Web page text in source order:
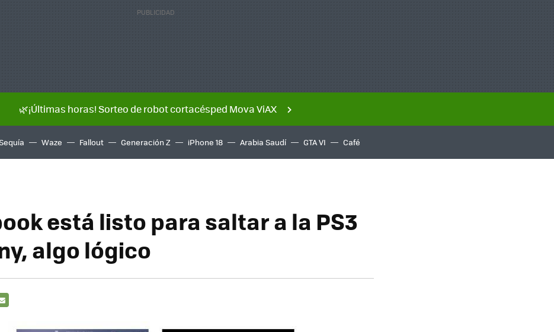
🌿¡Últimas horas! Sorteo de robot cortacésped Mova ViAX
Waze Fallout Generación Z iPhone 18 Arabia Saudí GTA VI Café
está listo para saltar a la PS3
algo lógico